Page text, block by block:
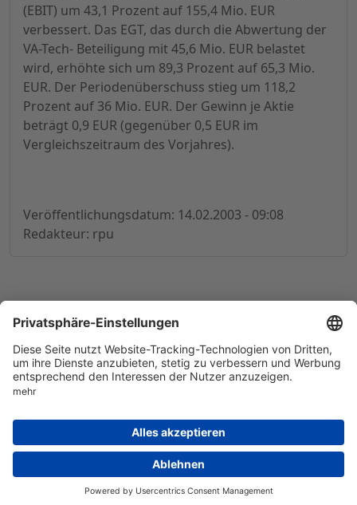
(EBIT) um 43,1 Prozent auf 155,4 Mio. EUR
verbessert. Das EGT, das durch die Abwertung der
VA-Tech- Beteiligung mit 45,6 Mio. EUR belastet
wird, erhöhte sich um 89,3 Prozent auf 65,3 Mio.
EUR. Der Periodenüberschuss stieg um 118,2
Prozent auf 36 Mio. EUR. Der Gewinn je Aktie
beträgt 0,9 EUR (gegenüber 0,5 EUR im
Vergleichszeitraum des Vorjahres).
Veröffentlichungsdatum: 14.02.2003 - 09:08
Redakteur: rpu
© 1998-2026by GSC Research GmbH
Datenschutz